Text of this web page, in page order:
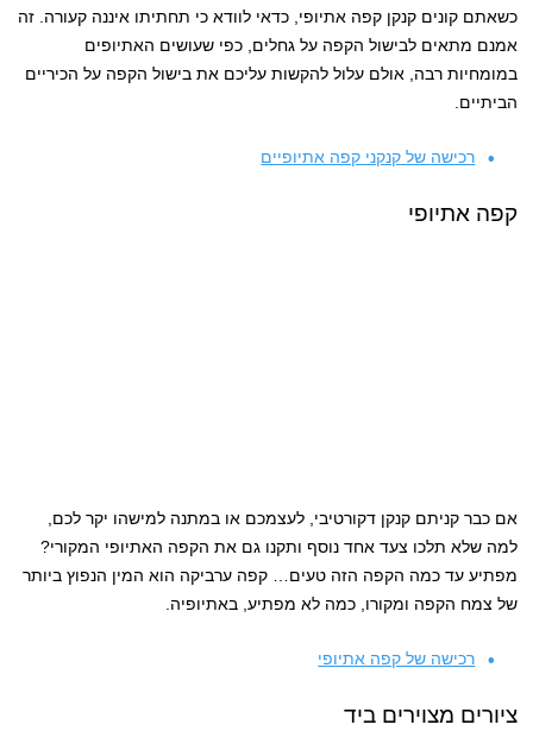
כשאתם קונים קנקן קפה אתיופי, כדאי לוודא כי תחתיתו איננה קעורה. זה
אמנם מתאים לבישול הקפה על גחלים, כפי שעושים האתיופים
במומחיות רבה, אולם עלול להקשות עליכם את בישול הקפה על הכיריים
הביתיים.
רכישה של קנקני קפה אתיופיים
קפה אתיופי
אם כבר קניתם קנקן דקורטיבי, לעצמכם או במתנה למישהו יקר לכם,
למה שלא תלכו צעד אחד נוסף ותקנו גם את הקפה האתיופי המקורי?
מפתיע עד כמה הקפה הזה טעים… קפה ערביקה הוא המין הנפוץ ביותר
של צמח הקפה ומקורו, כמה לא מפתיע, באתיופיה.
רכישה של קפה אתיופי
ציורים מצוירים ביד